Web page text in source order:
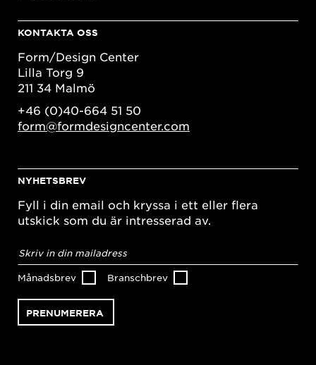
KONTAKTA OSS
Form/Design Center
Lilla Torg 9
211 34 Malmö
+46 (0)40-664 51 50
form@formdesigncenter.com
NYHETSBREV
Fyll i din email och kryssa i ett eller flera
utskick som du är intresserad av.
postadress*
Månadsbrev Branschbrev